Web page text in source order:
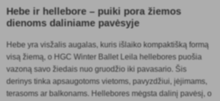
Hebe ir hellebore – puiki pora žiemos
dienoms daliniame pavėsyje
Hebe yra visžalis augalas, kuris išlaiko kompaktišką formą
visą žiemą, o HGC Winter Ballet Leila hellebores puošia
vazoną savo žiedais nuo gruodžio iki pavasario. Šis
derinys tinka apsaugotoms vietoms, pavyzdžiui, įėjimams,
terasoms ar balkonams. Hellebores mėgsta dalinį pavėsį, o